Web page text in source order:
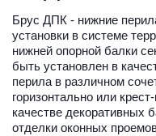
Брус ДПК - нижние
установки в системе
нижней опорной балки
быть установлен в
перила в различном
горизонтально или
качестве декоративных
отделки оконных